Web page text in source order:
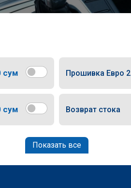
сум Прошивка Евро 2
сум Возврат стока
Показать все